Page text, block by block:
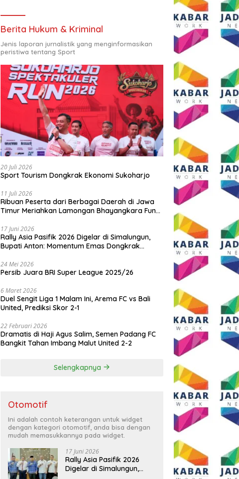
Berita Hukum & Kriminal
Jenis laporan jurnalistik yang menginformasikan
peristiwa tentang Sport
20 Juli 2026
Sport Tourism Dongkrak Ekonomi Sukoharjo
11 Juli 2026
Ribuan Peserta dari Berbagai Daerah di Jawa
Timur Meriahkan Lamongan Bhayangkara Fun
17 Juni 2026
Rally Asia Pasifik 2026 Digelar di Simalungun,
Bupati Anton: Momentum Emas Dongkrak
24 Mei 2026
Persib Juara BRI Super League 2025/26
6 Maret 2026
Duel Sengit Liga 1 Malam Ini, Arema FC vs Bali
United, Prediksi Skor 2-1
22 Februari 2026
Dramatis di Haji Agus Salim, Semen Padang FC
Bangkit Tahan Imbang Malut United 2-2
Selengkapnya
Otomotif
Ini adalah contoh keterangan untuk widget
dengan kategori otomotif, anda bisa dengan
mudah memasukkannya pada widget.
17 Juni 2026
Rally Asia Pasifik 2026
Digelar di Simalungun,